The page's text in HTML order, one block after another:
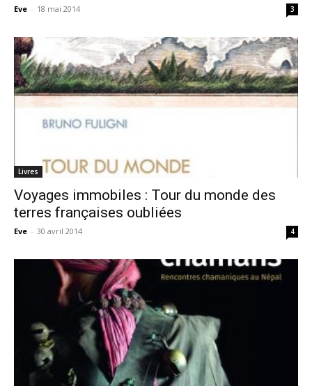
Eve - 18 mai 2014 3
Livres
Voyages immobiles : Tour du monde des
terres françaises oubliées
Eve - 30 avril 2014 4